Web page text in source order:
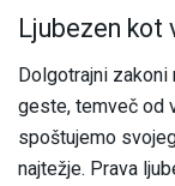
Ljubezen kot
Dolgotrajni
geste, temveč od
spoštujemo
najtežje. Prava